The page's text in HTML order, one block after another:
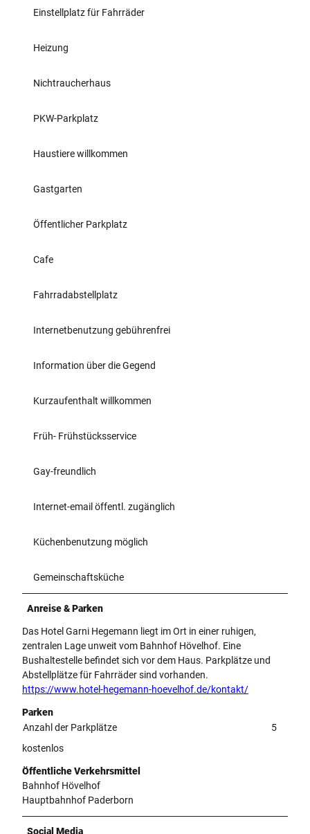
Einstellplatz für Fahrräder
Heizung
Nichtraucherhaus
PKW-Parkplatz
Haustiere willkommen
Gastgarten
Öffentlicher Parkplatz
Cafe
Fahrradabstellplatz
Internetbenutzung gebührenfrei
Information über die Gegend
Kurzaufenthalt willkommen
Früh- Frühstücksservice
Gay-freundlich
Internet-email öffentl. zugänglich
Küchenbenutzung möglich
Gemeinschaftsküche
Anreise & Parken
Das Hotel Garni Hegemann liegt im Ort in einer ruhigen,
zentralen Lage unweit vom Bahnhof Hövelhof. Eine
Bushaltestelle befindet sich vor dem Haus. Parkplätze und
Abstellplätze für Fahrräder sind vorhanden.
https://www.hotel-hegemann-hoevelhof.de/kontakt/
Parken
Anzahl der Parkplätze
5
kostenlos
Öffentliche Verkehrsmittel
Bahnhof Hövelhof
Hauptbahnhof Paderborn
Social Media